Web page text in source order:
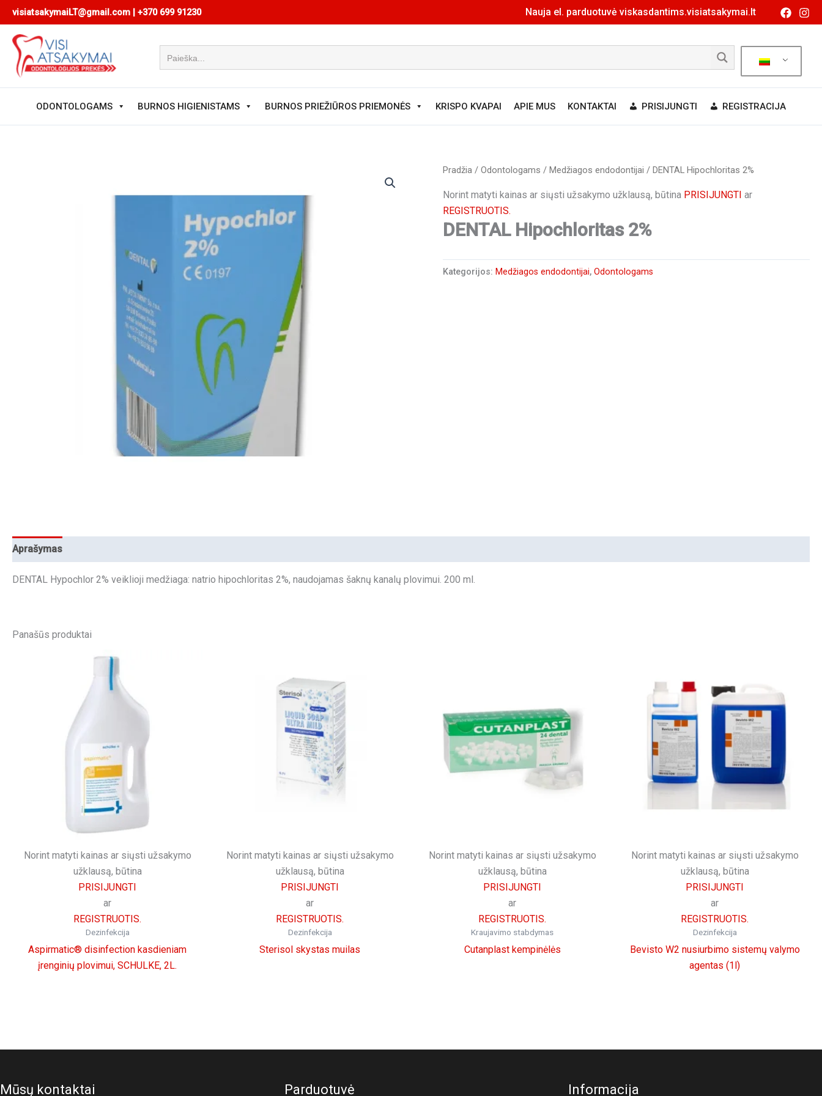
Pereiti
prie
turinio
visiatsakymaiLT@gmail.com | +370 699 91230 Nauja el. parduotuvė viskasdantims.visiatsakymai.lt
ODONTOLOGAMS BURNOS HIGIENISTAMS BURNOS PRIEŽIŪROS PRIEMONĖS KRISPO KVAPAI APIE MUS KONTAKTAI PRISIJUNGTI REGISTRACIJA
Pradžia /Odontologams /Medžiagos endodontijai / DENTAL Hipochloritas 2%
Norint matyti kainas ar siųsti užsakymo užklausą, būtina PRISIJUNGTI ar
REGISTRUOTIS.
DENTAL Hipochloritas 2%
Kategorijos: Medžiagos endodontijai,Odontologams
Aprašymas
DENTAL Hypochlor 2% veiklioji medžiaga: natrio hipochloritas 2%, naudojamas šaknų kanalų plovimui. 200 ml.
Panašūs produktai
Norint matyti kainas ar siųsti užsakymo
užklausą, būtina
PRISIJUNGTI
ar
REGISTRUOTIS.
Dezinfekcija
Aspirmatic® disinfection kasdieniam
įrenginių plovimui, SCHULKE, 2L.
Norint matyti kainas ar siųsti užsakymo
užklausą, būtina
PRISIJUNGTI
ar
REGISTRUOTIS.
Dezinfekcija
Sterisol skystas muilas
Norint matyti kainas ar siųsti užsakymo
užklausą, būtina
PRISIJUNGTI
ar
REGISTRUOTIS.
Kraujavimo stabdymas
Cutanplast kempinėlės
Norint matyti kainas ar siųsti užsakymo
užklausą, būtina
PRISIJUNGTI
ar
REGISTRUOTIS.
Dezinfekcija
Bevisto W2 nusiurbimo sistemų valymo
agentas (1l)
Mūsų kontaktai Parduotuvė Informacija